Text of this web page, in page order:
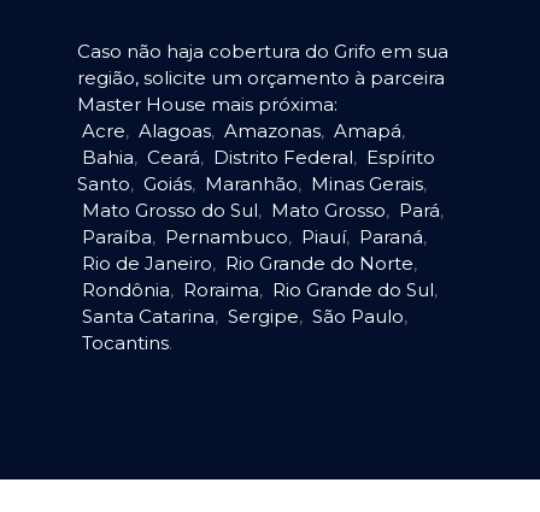
Caso não haja cobertura do Grifo em sua
região, solicite um orçamento à parceira
Master House mais próxima:
Acre, Alagoas, Amazonas, Amapá,
Bahia, Ceará, Distrito Federal, Espírito
Santo, Goiás, Maranhão, Minas Gerais,
Mato Grosso do Sul, Mato Grosso, Pará,
Paraíba, Pernambuco, Piauí, Paraná,
Rio de Janeiro, Rio Grande do Norte,
Rondônia, Roraima, Rio Grande do Sul,
Santa Catarina, Sergipe, São Paulo,
Tocantins.